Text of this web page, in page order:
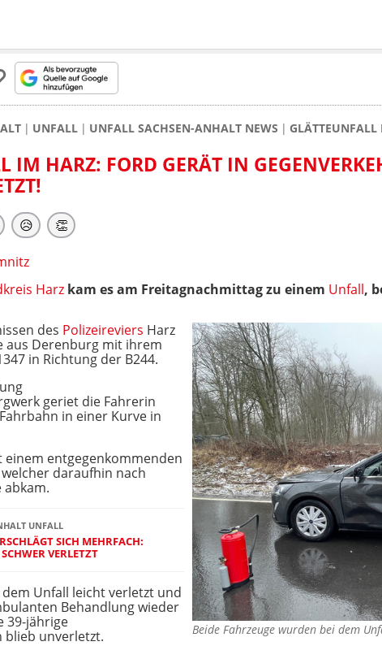
UNFALL UNFALL SACHSEN-ANHALT NEWS GLÄTTEUNFALL
IM HARZ: FORD GERÄT IN
😥 👏
Harz kam es am Freitagnachmittag zu einem Unfall,
Beide Fahrzeuge wurden bei dem
des Polizeireviers Harz
aus Derenburg mit ihrem
in Richtung der B244.
geriet die Fahrerin
in einer Kurve in
entgegenkommenden
welcher daraufhin nach
UNFALL
SICH MEHRFACH:
VERLETZT
Unfall leicht verletzt und
Behandlung wieder
39-jährige
unverletzt.